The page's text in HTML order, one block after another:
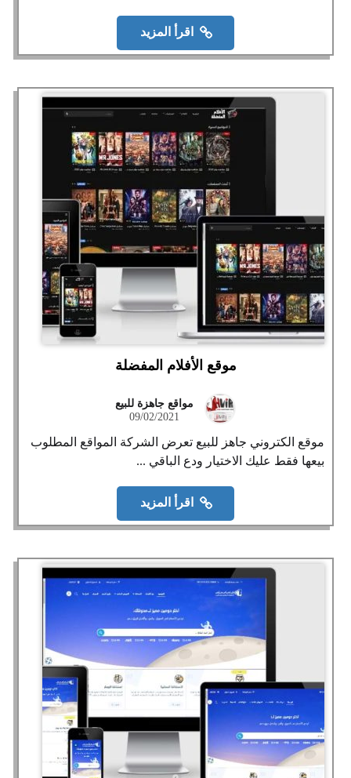
اقرأ المزيد
موقع الأفلام المفضلة
مواقع جاهزة للبيع
09/02/2021
موقع الكتروني جاهز للبيع تعرض الشركة المواقع المطلوب
بيعها فقط عليك الاختيار ودع الباقي ...
اقرأ المزيد